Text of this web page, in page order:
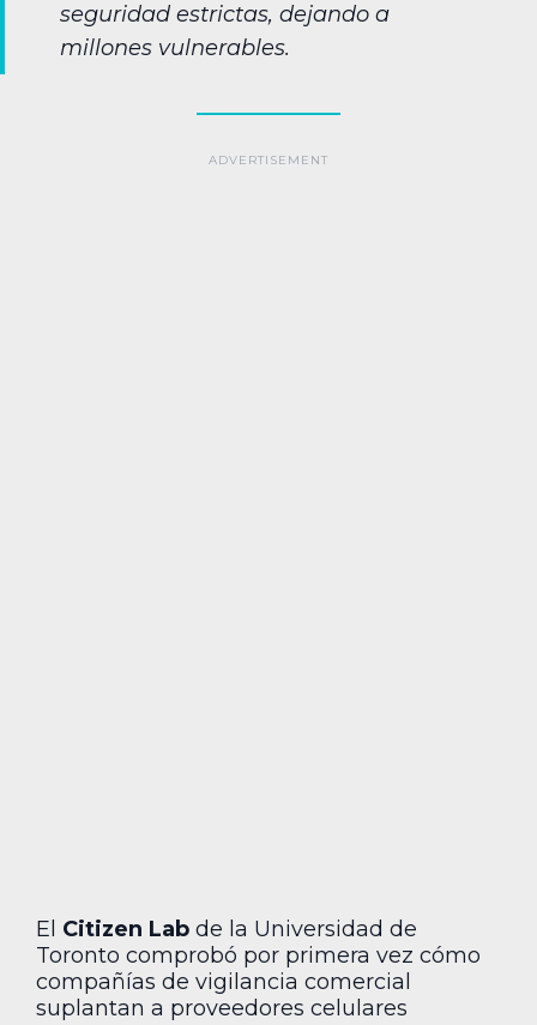
seguridad estrictas, dejando a
millones vulnerables.
El Citizen Lab de la Universidad de
Toronto comprobó por primera vez cómo
compañías de vigilancia comercial
suplantan a proveedores celulares